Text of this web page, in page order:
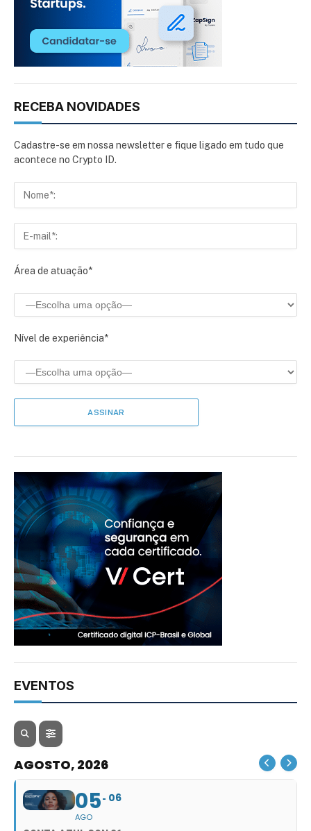
RECEBA NOVIDADES
Cadastre-se em nossa newsletter e fique ligado em tudo que
acontece no Crypto ID.
Área de atuação*
Nível de experiência*
EVENTOS
AGOSTO, 2026
05
AGO
06